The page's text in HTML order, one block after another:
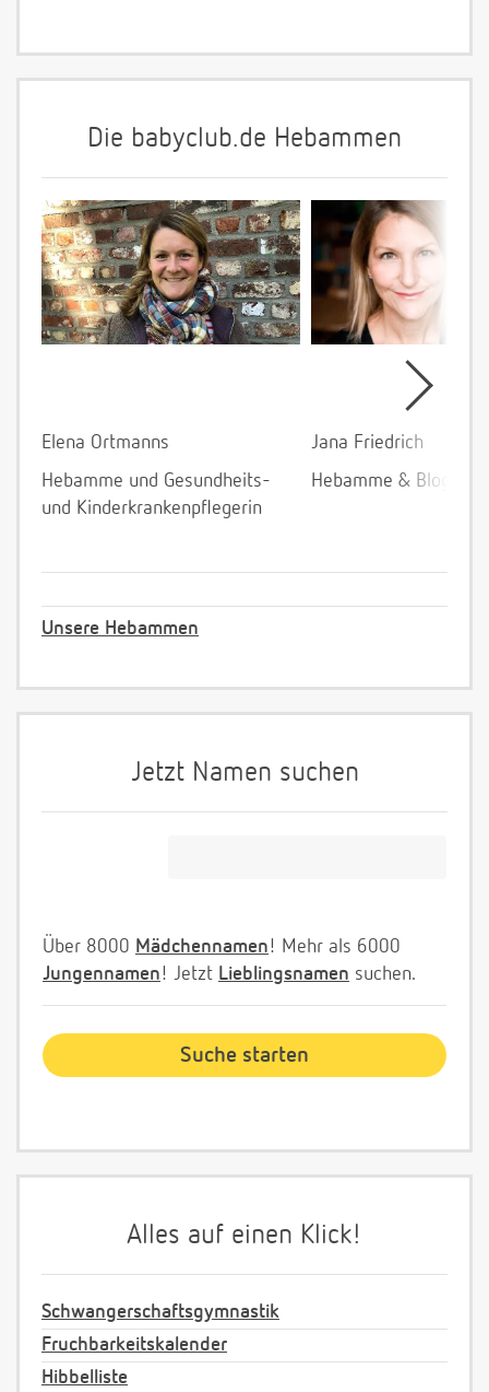
Die babyclub.de Hebammen
Elena Ortmanns
Hebamme und Gesundheits-
und Kinderkrankenpflegerin
Jana Friedrich
Hebamme &
Unsere Hebammen
Jetzt Namen suchen
Über 8000 Mädchennamen! Mehr als 6000
Jungennamen! Jetzt Lieblingsnamen suchen.
Alles auf einen Klick!
Schwangerschaftsgymnastik
Fruchbarkeitskalender
Hibbelliste